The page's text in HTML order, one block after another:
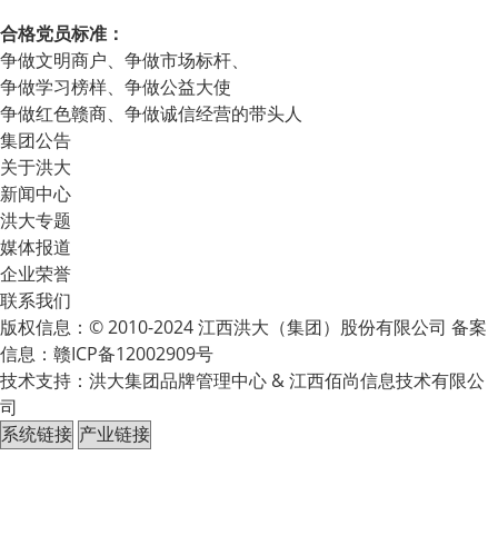
合格党员标准：
争做文明商户、争做市场标杆、
争做学习榜样、争做公益大使
争做红色赣商、争做诚信经营的带头人
集团公告
关于洪大
新闻中心
洪大专题
媒体报道
企业荣誉
联系我们
版权信息：© 2010-2024 江西洪大（集团）股份有限公司 备案
信息： 赣ICP备12002909号
技术支持：洪大集团品牌管理中心 & 江西佰尚信息技术有限公
司